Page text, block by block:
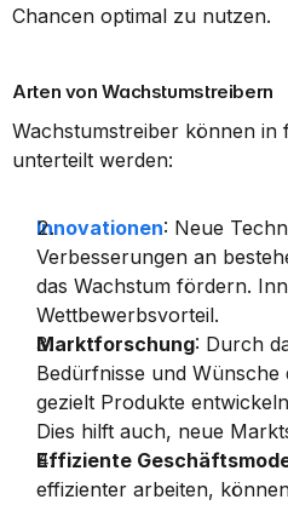
Chancen optimal zu nutzen.
Arten von Wachstumstreibern
Wachstumstreiber können in
unterteilt werden:
Innovationen: Neue
Verbesserungen an
das Wachstum fördern.
Wettbewerbsvorteil.
Marktforschung: Durch
Bedürfnisse und
gezielt Produkte
Dies hilft auch, neue
Effiziente